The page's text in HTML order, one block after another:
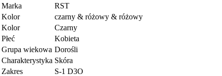
Marka
RST
Kolor
czarny & różowy & różowy
Kolor
Czarny
Płeć
Kobieta
Grupa wiekowa Dorośli
Charakterystyka Skóra
Zakres
S-1 D3O